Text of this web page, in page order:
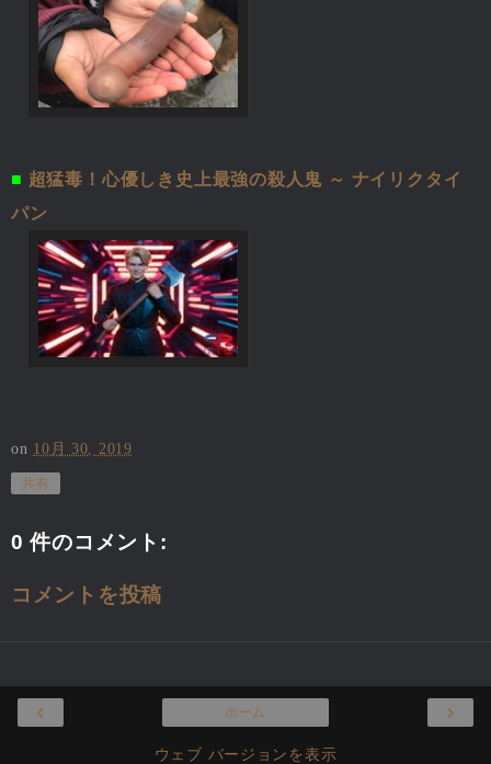
■ 超猛毒！心優しき史上最強の殺人鬼 ～ ナイリクタイ
パン
on 10月 30, 2019
共有
0 件のコメント:
コメントを投稿
‹ ›
ホーム
ウェブ バージョンを表示